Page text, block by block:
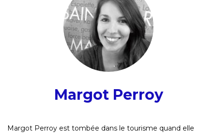
Margot Perroy
Margot Perroy est tombée dans le tourisme quand elle